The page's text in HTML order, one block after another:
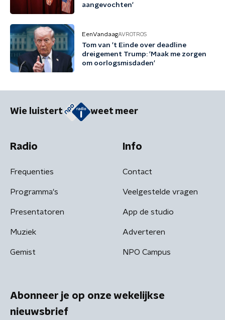
aangevochten'
EenVandaagAVROTROS
Tom van 't Einde over deadline
dreigement Trump: 'Maak me zorgen
om oorlogsmisdaden'
Wie luistert weet meer
Radio
Frequenties
Programma's
Presentatoren
Muziek
Gemist
Info
Contact
Veelgestelde vragen
App de studio
Adverteren
NPO Campus
Abonneer je op onze wekelijkse
nieuwsbrief